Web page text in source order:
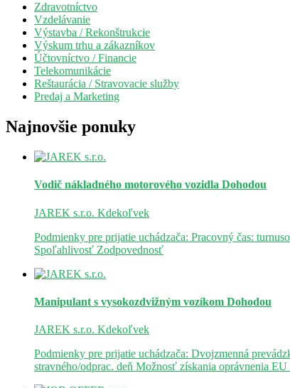
Zdravotníctvo
Vzdelávanie
Výstavba / Rekonštrukcie
Výskum trhu a zákazníkov
Účtovníctvo / Financie
Telekomunikácie
Reštaurácia / Stravovacie služby
Predaj a Marketing
Najnovšie ponuky
Vodič nákladného motorového vozidla Dohodou
JAREK s.r.o. Kdekoľvek
Podmienky pre prijatie uchádzača: Pracovný čas:
Spoľahlivosť Zodpovednosť
Manipulant s vysokozdvižným vozíkom Dohodou
JAREK s.r.o. Kdekoľvek
Podmienky pre prijatie uchádzača: Dvojzmenná
stravného/odprac. deň Možnosť získania oprávnenia